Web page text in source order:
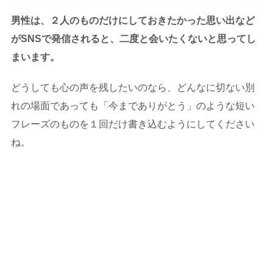
男性は、２人のものだけにしておきたかった思い出など
がSNSで発信されると、二度と会いたくないと思ってし
まいます。
どうしても心の声を残したいのなら、どんなに切ない別
れの場面であっても「今までありがとう」のような短い
フレーズのものを１回だけ書き込むようにしてください
ね。